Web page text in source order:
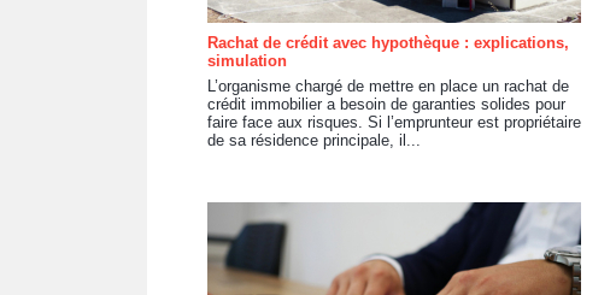
Rachat de crédit avec hypothèque : explications,
simulation
L’organisme chargé de mettre en place un rachat de
crédit immobilier a besoin de garanties solides pour
faire face aux risques. Si l’emprunteur est propriétaire
de sa résidence principale, il...